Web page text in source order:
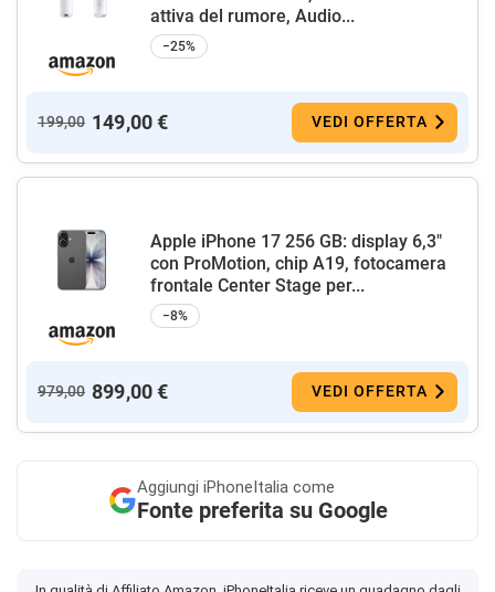
attiva del rumore, Audio...
−25%
199,00 149,00 € VEDI OFFERTA
Apple iPhone 17 256 GB: display 6,3"
con ProMotion, chip A19, fotocamera
frontale Center Stage per...
−8%
979,00 899,00 € VEDI OFFERTA
Aggiungi iPhoneItalia come
Fonte preferita su Google